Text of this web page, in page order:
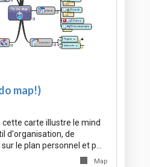
map!)
carte illustre le mind
d'organisation, de
le plan personnel et p…
Map